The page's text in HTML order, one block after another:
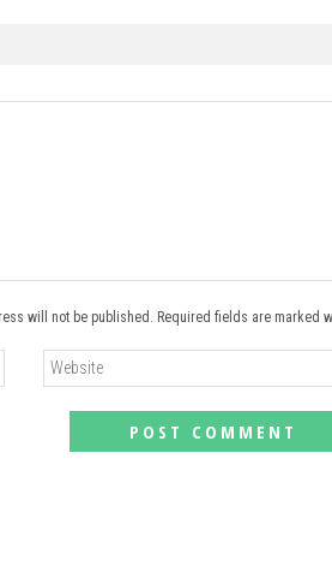
will not be published. Required fields are marked